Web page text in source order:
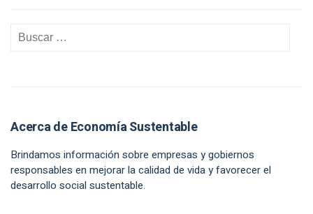
Acerca de Economía Sustentable
Brindamos información sobre empresas y gobiernos
responsables en mejorar la calidad de vida y favorecer el
desarrollo social sustentable.